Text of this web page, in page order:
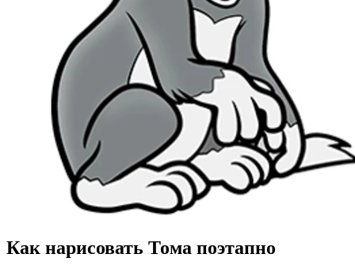
Как нарисовать Тома поэтапно